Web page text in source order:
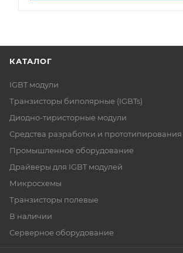
КАТАЛОГ
IGBT модули
Транзисторы биполярные (IGBTs)
Диодно-тиристорные модули
Средства разработки и прототипирования
Промышленное оборудование
Драйверы для IGBT модулей
Микросхемы
Транзисторы полевые
В наличии
Серверное оборудование